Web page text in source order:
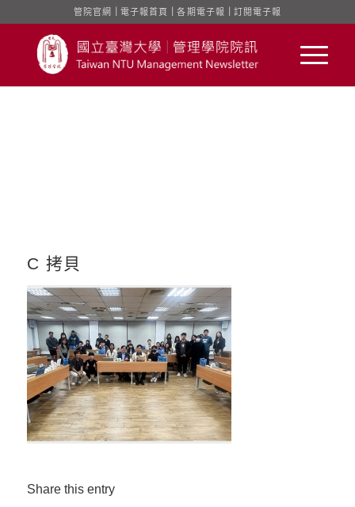
管院官網 電子報首頁 ｜各期電子報 訂閱電子報
C 拷貝
Share this entry